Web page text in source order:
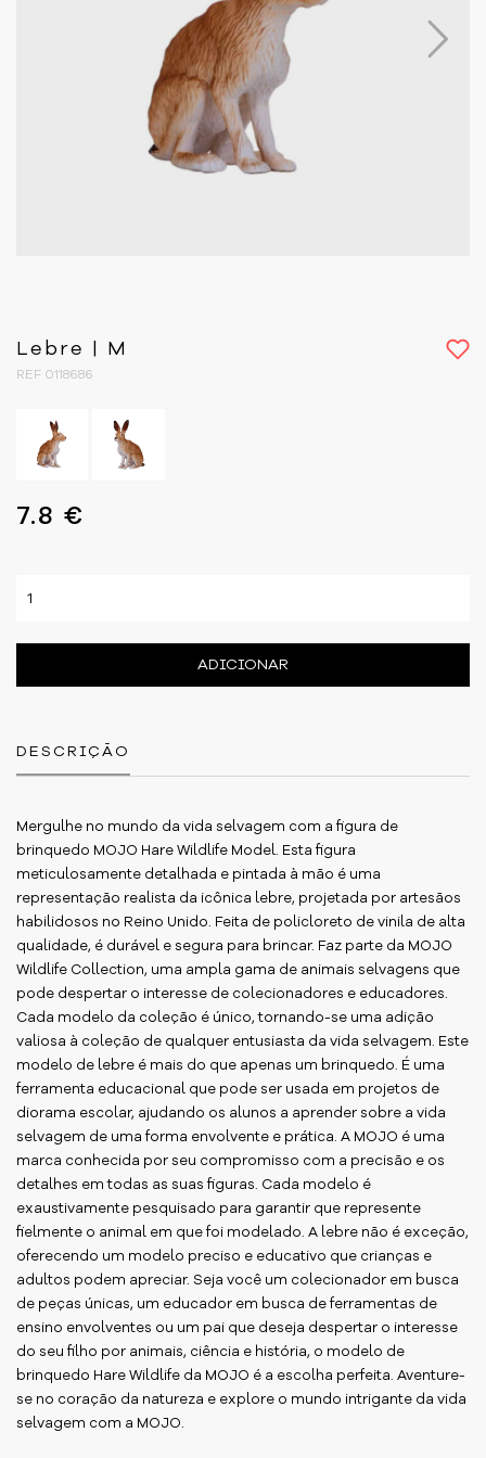
Lebre | M
REF 0118686
7.8 €
ADICIONAR
DESCRIÇÃO
Mergulhe no mundo da vida selvagem com a figura de
brinquedo MOJO Hare Wildlife Model. Esta figura
meticulosamente detalhada e pintada à mão é uma
representação realista da icônica lebre, projetada por artesãos
habilidosos no Reino Unido. Feita de policloreto de vinila de alta
qualidade, é durável e segura para brincar. Faz parte da MOJO
Wildlife Collection, uma ampla gama de animais selvagens que
pode despertar o interesse de colecionadores e educadores.
Cada modelo da coleção é único, tornando-se uma adição
valiosa à coleção de qualquer entusiasta da vida selvagem. Este
modelo de lebre é mais do que apenas um brinquedo. É uma
ferramenta educacional que pode ser usada em projetos de
diorama escolar, ajudando os alunos a aprender sobre a vida
selvagem de uma forma envolvente e prática. A MOJO é uma
marca conhecida por seu compromisso com a precisão e os
detalhes em todas as suas figuras. Cada modelo é
exaustivamente pesquisado para garantir que represente
fielmente o animal em que foi modelado. A lebre não é exceção,
oferecendo um modelo preciso e educativo que crianças e
adultos podem apreciar. Seja você um colecionador em busca
de peças únicas, um educador em busca de ferramentas de
ensino envolventes ou um pai que deseja despertar o interesse
do seu filho por animais, ciência e história, o modelo de
brinquedo Hare Wildlife da MOJO é a escolha perfeita. Aventure-
se no coração da natureza e explore o mundo intrigante da vida
selvagem com a MOJO.